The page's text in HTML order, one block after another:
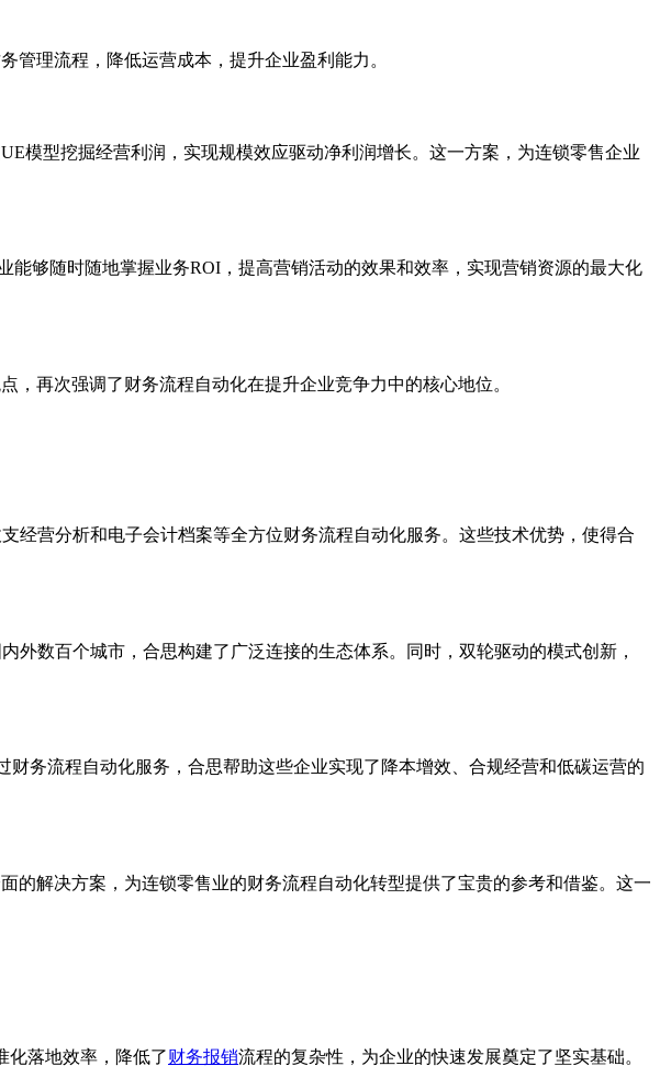
管理流程，降低运营成本，提升企业盈利能力。
模型挖掘经营利润，实现规模效应驱动净利润增长。这一方案，为连锁零售企业
够随时随地掌握业务ROI，提高营销活动的效果和效率，实现营销资源的最大化
再次强调了财务流程自动化在提升企业竞争力中的核心地位。
经营分析和电子会计档案等全方位财务流程自动化服务。这些技术优势，使得合
数百个城市，合思构建了广泛连接的生态体系。同时，双轮驱动的模式创新，
务流程自动化服务，合思帮助这些企业实现了降本增效、合规经营和低碳运营的
的解决方案，为连锁零售业的财务流程自动化转型提供了宝贵的参考和借鉴。这一
化落地效率，降低了财务报销流程的复杂性，为企业的快速发展奠定了坚实基础。